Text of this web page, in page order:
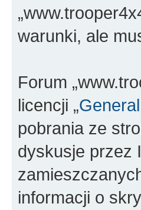
warunki, ale
Forum
licencji „
pobrania ze
dyskusje przez
informacji o